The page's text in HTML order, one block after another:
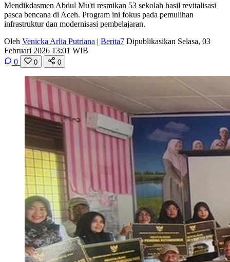
Mendikdasmen Abdul Mu'ti resmikan 53 sekolah hasil revitalisasi
pasca bencana di Aceh. Program ini fokus pada pemulihan
infrastruktur dan modernisasi pembelajaran.
Oleh Venicka Arlia Putriana | Berita7 Dipublikasikan Selasa, 03
Februari 2026 13:01 WIB
0
0 0